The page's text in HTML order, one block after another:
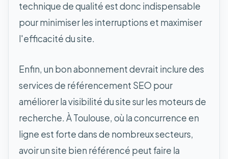
technique de qualité est donc indispensable
pour minimiser les interruptions et maximiser
l'efficacité du site.
Enfin, un bon abonnement devrait inclure des
services de référencement SEO pour
améliorer la visibilité du site sur les moteurs de
recherche. À Toulouse, où la concurrence en
ligne est forte dans de nombreux secteurs,
avoir un site bien référencé peut faire la